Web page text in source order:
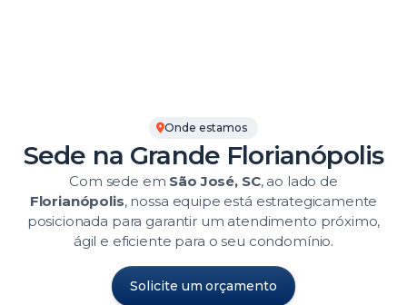
Onde estamos
Sede na Grande Florianópolis
Com sede em São José, SC, ao lado de
Florianópolis, nossa equipe está estrategicamente
posicionada para garantir um atendimento próximo,
ágil e eficiente para o seu condomínio.
Solicite um orçamento